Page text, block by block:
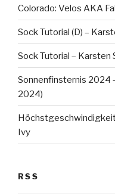
Colorado: Velos AKA
Sock Tutorial (D) –
Sock Tutorial – Karsten
Sonnenfinsternis 2024
2024)
Ivy
RSS